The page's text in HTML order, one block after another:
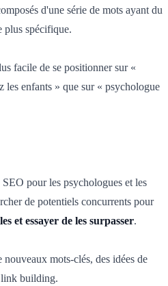
d'une série de mots ayant du
plus spécifique.
facile de se positionner sur «
les enfants » que sur « psychologue
pour les psychologues et les
de potentiels concurrents pour
et essayer de les surpasser.
mots-clés, des idées de
link building.